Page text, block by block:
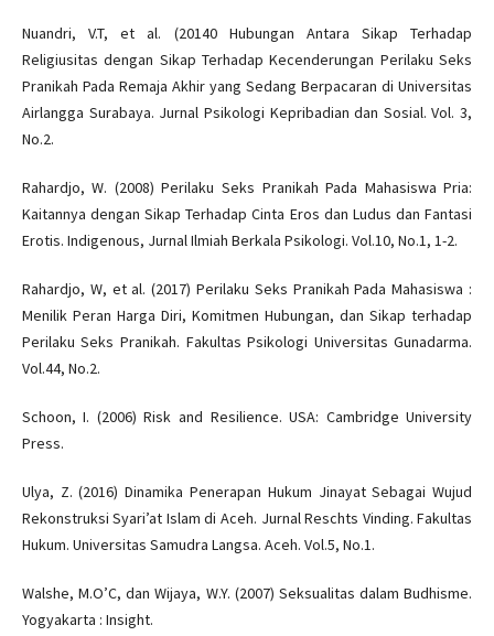
Nuandri, V.T, et al. (20140 Hubungan Antara Sikap Terhadap
Religiusitas dengan Sikap Terhadap Kecenderungan Perilaku Seks
Pranikah Pada Remaja Akhir yang Sedang Berpacaran di Universitas
Airlangga Surabaya. Jurnal Psikologi Kepribadian dan Sosial. Vol. 3,
No.2.
Rahardjo, W. (2008) Perilaku Seks Pranikah Pada Mahasiswa Pria:
Kaitannya dengan Sikap Terhadap Cinta Eros dan Ludus dan Fantasi
Erotis. Indigenous, Jurnal Ilmiah Berkala Psikologi. Vol.10, No.1, 1-2.
Rahardjo, W, et al. (2017) Perilaku Seks Pranikah Pada Mahasiswa :
Menilik Peran Harga Diri, Komitmen Hubungan, dan Sikap terhadap
Perilaku Seks Pranikah. Fakultas Psikologi Universitas Gunadarma.
Vol.44, No.2.
Schoon, I. (2006) Risk and Resilience. USA: Cambridge University
Press.
Ulya, Z. (2016) Dinamika Penerapan Hukum Jinayat Sebagai Wujud
Rekonstruksi Syari’at Islam di Aceh. Jurnal Reschts Vinding. Fakultas
Hukum. Universitas Samudra Langsa. Aceh. Vol.5, No.1.
Walshe, M.O’C, dan Wijaya, W.Y. (2007) Seksualitas dalam Budhisme.
Yogyakarta : Insight.